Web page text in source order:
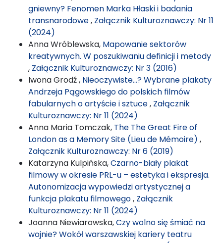
gniewny? Fenomen Marka Hłaski i badania
transnarodowe, Załącznik Kulturoznawczy: Nr 11
(2024)
Anna Wróblewska, Mapowanie sektorów
kreatywnych. W poszukiwaniu definicji i metody
, Załącznik Kulturoznawczy: Nr 3 (2016)
Iwona Grodź , Nieoczywiste…? Wybrane plakaty
Andrzeja Pągowskiego do polskich filmów
fabularnych o artyście i sztuce, Załącznik
Kulturoznawczy: Nr 11 (2024)
Anna Maria Tomczak, The The Great Fire of
London as a Memory Site (Lieu de Mémoire) ,
Załącznik Kulturoznawczy: Nr 6 (2019)
Katarzyna Kulpińska,Czarno-biały plakat
filmowy w okresie PRL-u – estetyka i ekspresja.
Autonomizacja wypowiedzi artystycznej a
funkcja plakatu filmowego, Załącznik
Kulturoznawczy: Nr 11 (2024)
Joanna Niewiarowska,Czy wolno się śmiać na
wojnie? Wokół warszawskiej kariery teatru